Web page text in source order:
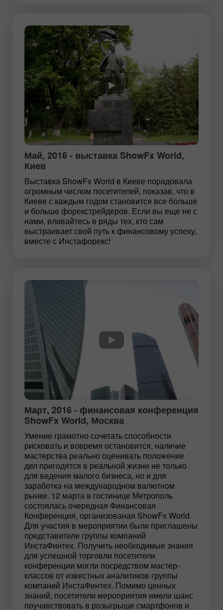
Май, 2016 - выставка ShowFx World,
Киев
Выставка ShowFx World в Киеве порадовала
огромным числом посетителей, показав, что в
Киеве с каждым годом становится все больше
и больше форекс­трейдеров. Если вы еще не с
нами, вливайтесь в ряды тех, кто сам
выстраивает свой путь к финансовому успеху,
вместе с Инстафорекс!
Март, 2016 - финансовая конференция
ShowFx World, Москва
Умение грамотно сочетать способности
рисковать и вовремя остановится, наличие
мастерства реально оценивать положение
дел пригодятся в реальной жизни не только
для ведения малого бизнеса, но и для
заработка на международном валютном
рынке. 12 марта в гостинице Метрополь
состоялась очередная Финансовая
Конференция, организованая ShowFx World.
Для участия в мероприятии были приглашены
представители группы компаний
ИнстаФинтех. Получить необходимые знания
для успешной торговли посетители
конференции могли посредством мастер-
классов от известных аналитиков группы
компаний ИнстаФинтех. Помимо ценных
знаний, посетители мероприятия имели шанс
поучавствовать в розыгрыше смартфонов и